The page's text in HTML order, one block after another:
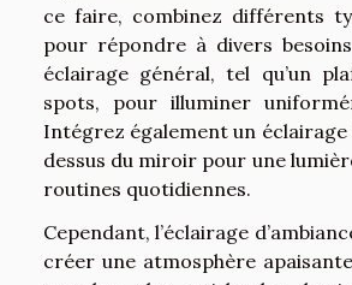
ce faire, combinez différents
pour répondre à divers
éclairage général, tel qu’un
spots, pour illuminer
Intégrez également un
dessus du miroir pour une
routines quotidiennes.
Cependant, l’éclairage
créer une atmosphère